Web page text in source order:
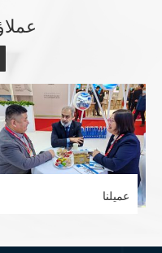
عميلنا